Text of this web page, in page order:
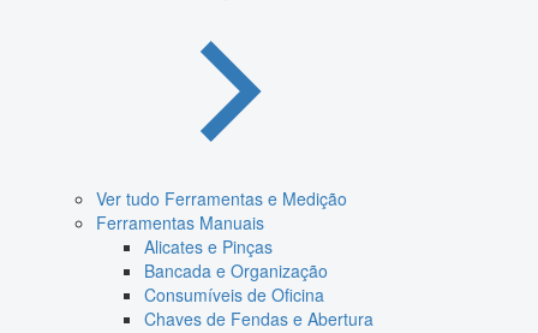
Ver tudo Ferramentas e Medição
Ferramentas Manuais
Alicates e Pinças
Bancada e Organização
Consumíveis de Oficina
Chaves de Fendas e Abertura